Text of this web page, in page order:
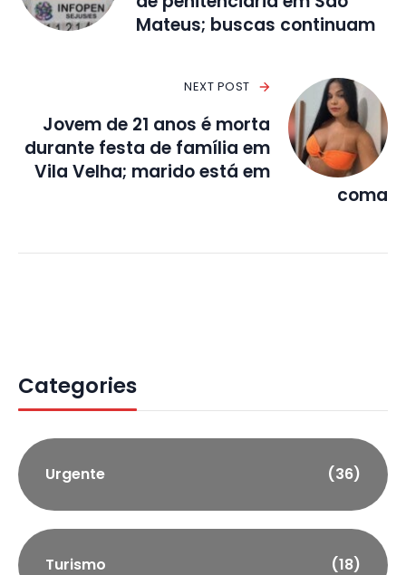
Mateus; buscas continuam
NEXT POST
Jovem de 21 anos é morta
durante festa de família em
Vila Velha; marido está em
coma
Categories
Urgente (36)
Turismo (18)